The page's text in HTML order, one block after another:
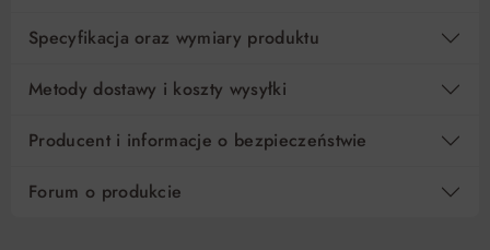
Pośrednik kredytowy i organizacje finansujące
Specyfikacja oraz wymiary produktu
Metody dostawy i koszty wysyłki
Producent i informacje o bezpieczeństwie
Forum o produkcie